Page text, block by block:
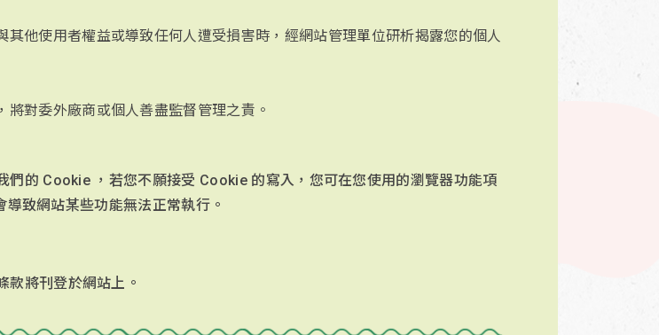
他使用者權益或導致任何人遭受損害時，經網站管理單位研析揭露您的個人
對委外廠商或個人善盡監督管理之責。
的 Cookie ，若您不願接受 Cookie 的寫入，您可在您使用的瀏覽器功能項
致網站某些功能無法正常執行。
款將刊登於網站上。